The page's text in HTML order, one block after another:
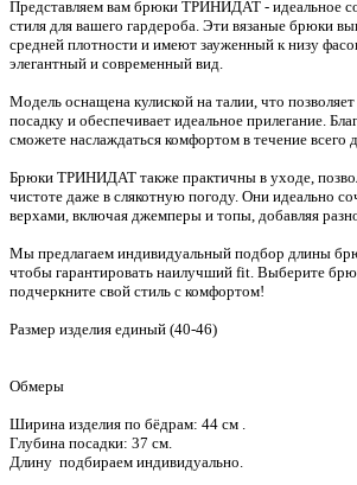
Представляем вам брюки ТРИНИДАТ - идеальное
стиля для вашего гардероба. Эти вязаные брюки
средней плотности и имеют зауженный к низу
элегантный и современный вид.
Модель оснащена кулиской на талии, что позволяет
посадку и обеспечивает идеальное прилегание.
сможете наслаждаться комфортом в течение всего
Брюки ТРИНИДАТ также практичны в уходе,
чистоте даже в слякотную погоду. Они идеально
верхами, включая джемперы и топы, добавляя
Мы предлагаем индивидуальный подбор длины
чтобы гарантировать наилучший fit. Выберите
подчеркните свой стиль с комфортом!
Размер изделия единый (40-46)
Обмеры
Ширина изделия по бёдрам: 44 см .
Глубина посадки: 37 см.
Длину подбираем индивидуально.